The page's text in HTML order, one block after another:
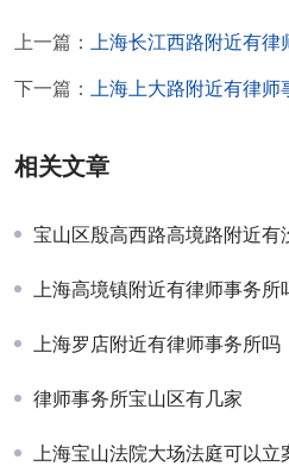
上一篇：
上海长江西路附近有
下一篇：
上海上大路附近有律师
相关文章
宝山区殷高西路高境路附近有
上海高境镇附近有律师事务所
上海罗店附近有律师事务所吗
律师事务所宝山区有几家
上海宝山法院大场法庭可以立